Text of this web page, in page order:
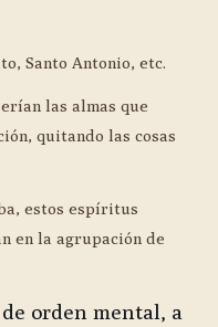
Santo Antonio, etc.
las almas que
quitando las cosas
estos espíritus
en la agrupación de
orden mental, a